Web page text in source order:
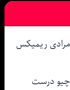
ریمیکس
چیو درست